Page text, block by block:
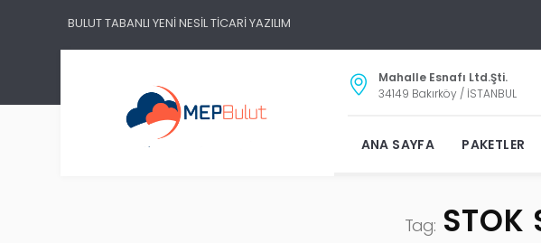
BULUT TABANLI YENİ NESİL TİCARİ YAZILIM
Mahalle Esnafı Ltd.Şti.
34149 Bakırköy / İSTANBUL
ANA SAYFA PAKETLER
Tag:STOK